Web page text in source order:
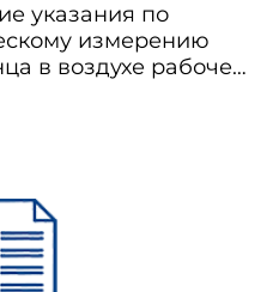
указания по
измерению
в воздухе рабочей